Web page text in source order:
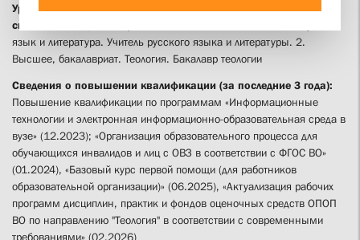
Уровень образования, направление подготовки и/или
специальность, квалификация:
язык и литература. Учитель русского языка и литературы. 2.
Высшее, бакалавриат. Теология. Бакалавр теологии
Сведения о повышении квалификации (за последние 3 года):
Повышение квалификации по программам «Информационные
технологии и электронная информационно-образовательная среда в
вузе» (12.2023); «Организация образовательного процесса для
обучающихся инвалидов и лиц с ОВЗ в соответствии с ФГОС ВО»
(01.2024), «Базовый курс первой помощи (для работников
образовательной организации)» (06.2025), «Актуализация рабочих
программ дисциплин, практик и фондов оценочных средств ОПОП
ВО по направлению "Теология" в соответствии с современными
требованиями» (02.2026)